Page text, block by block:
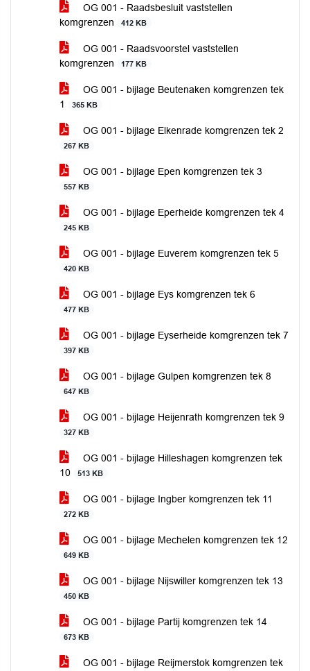
OG 001 - Raadsbesluit vaststellen
komgrenzen
412 KB
OG 001 - Raadsvoorstel vaststellen
komgrenzen
177 KB
OG 001 - bijlage Beutenaken komgrenzen tek
1
365 KB
OG 001 - bijlage Elkenrade komgrenzen tek 2
267 KB
OG 001 - bijlage Epen komgrenzen tek 3
557 KB
OG 001 - bijlage Eperheide komgrenzen tek 4
245 KB
OG 001 - bijlage Euverem komgrenzen tek 5
420 KB
OG 001 - bijlage Eys komgrenzen tek 6
477 KB
OG 001 - bijlage Eyserheide komgrenzen tek 7
397 KB
OG 001 - bijlage Gulpen komgrenzen tek 8
647 KB
OG 001 - bijlage Heijenrath komgrenzen tek 9
327 KB
OG 001 - bijlage Hilleshagen komgrenzen tek
10
513 KB
OG 001 - bijlage Ingber komgrenzen tek 11
272 KB
OG 001 - bijlage Mechelen komgrenzen tek 12
649 KB
OG 001 - bijlage Nijswiller komgrenzen tek 13
450 KB
OG 001 - bijlage Partij komgrenzen tek 14
673 KB
OG 001 - bijlage Reijmerstok komgrenzen tek